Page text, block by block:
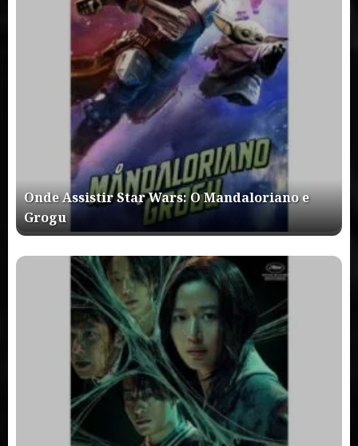
Onde Assistir Star Wars: O Mandaloriano e
Grogu